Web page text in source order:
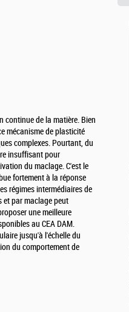
continue de la matière. Bien
mécanisme de plasticité
complexes. Pourtant, du
insuffisant pour
du maclage. C'est le
fortement à la réponse
régimes intermédiaires de
et par maclage peut
une meilleure
au CEA DAM.
jusqu'à l'échelle du
du comportement de